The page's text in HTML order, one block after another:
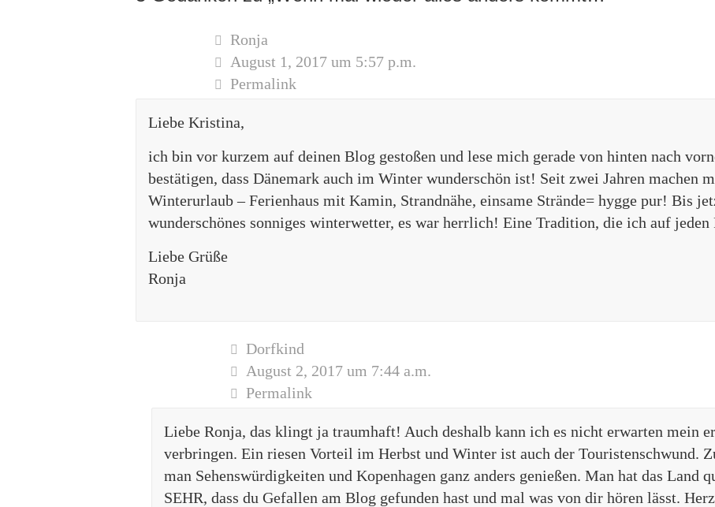
Ronja
August 1, 2017 um 5:57 p.m.
Permalink
Liebe Kristina,
ich bin vor kurzem auf deinen Blog gestoßen und lese mich gerade von hinten nach
bestätigen, dass Dänemark auch im Winter wunderschön ist! Seit zwei Jahren machen
Winterurlaub – Ferienhaus mit Kamin, Strandnähe, einsame Strände= hygge pur! Bis
wunderschönes sonniges winterwetter, es war herrlich! Eine Tradition, die ich auf
Liebe Grüße
Ronja
Dorfkind
August 2, 2017 um 7:44 a.m.
Permalink
Liebe Ronja, das klingt ja traumhaft! Auch deshalb kann ich es nicht erwarten mein
verbringen. Ein riesen Vorteil im Herbst und Winter ist auch der Touristenschwund.
man Sehenswürdigkeiten und Kopenhagen ganz anders genießen. Man hat das Land
SEHR, dass du Gefallen am Blog gefunden hast und mal was von dir hören lässt.